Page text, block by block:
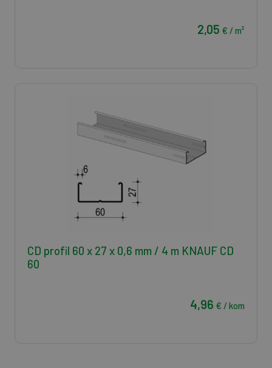
2,05 € / m²
CD profil 60 x 27 x 0,6 mm / 4 m KNAUF CD
60
4,96 € / kom